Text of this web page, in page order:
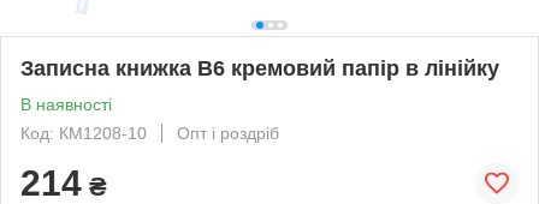
Записна книжка В6 кремовий папір в лінійку
В наявності
Код: КМ1208-10
Опт і роздріб
214 ₴